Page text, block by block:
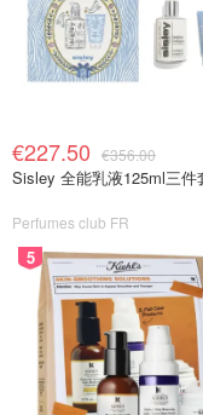
至于大家最陌生的“
它主要通过啮齿类动
空气等。症状可能包
接触传播。英国卫生
社交传播”，因此普
€227.50 €356.00
Sisley 全能乳液125ml三件
Perfumes club FR
5